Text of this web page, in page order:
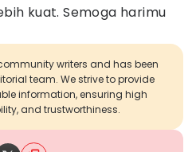
kuat. Semoga harimu
writers and has been
team. We strive to provide
information, ensuring high
and trustworthiness.